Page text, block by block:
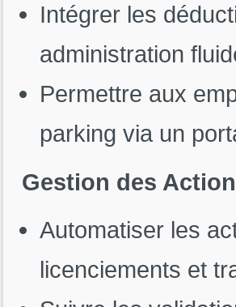
Intégrer les
administration
Permettre aux
parking via un
Gestion des
Automatiser les
licenciements et